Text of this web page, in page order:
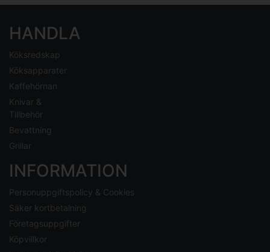
HANDLA
Köksredskap
Köksapparater
Kaffehörnan
Knivar &
Tillbehör
Bevattning
Grillar
INFORMATION
Personuppgiftspolicy & Cookies
Säker kortbetalning
Företagsuppgifter
Köpvillkor